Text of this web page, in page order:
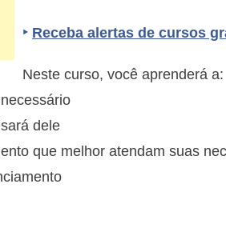
‣ Receba alertas de cursos
Neste curso, você aprenderá a:
dele
que melhor atendam suas